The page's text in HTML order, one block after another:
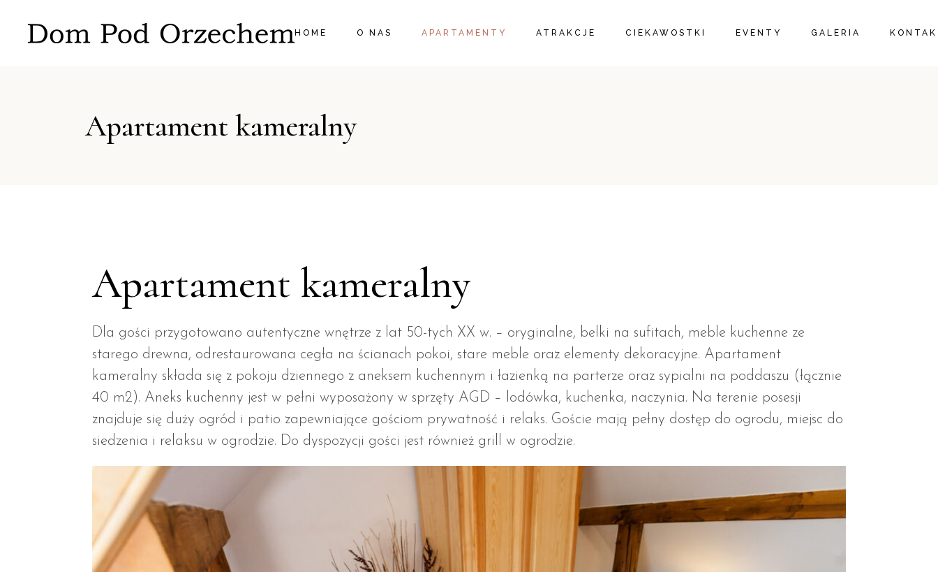
HOME O NAS APARTAMENTY ATRAKCJE CIEKAWOSTKI EVENTY GALERIA
Apartament kameralny
Apartament kameralny
Dla gości przygotowano autentyczne wnętrze z lat 50-tych XX w. – oryginalne, belki na sufitach, meble kuchenne ze
starego drewna, odrestaurowana cegła na ścianach pokoi, stare meble oraz elementy dekoracyjne. Apartament
kameralny składa się z pokoju dziennego z aneksem kuchennym i łazienką na parterze oraz sypialni na poddaszu (łącznie
40 m2). Aneks kuchenny jest w pełni wyposażony w sprzęty AGD – lodówka, kuchenka, naczynia. Na terenie posesji
znajduje się duży ogród i patio zapewniające gościom prywatność i relaks. Goście mają pełny dostęp do ogrodu, miejsc do
siedzenia i relaksu w ogrodzie. Do dyspozycji gości jest również grill w ogrodzie.